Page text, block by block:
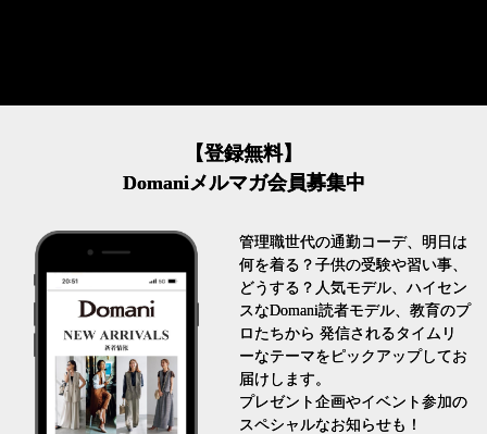
【登録無料】
Domaniメルマガ会員募集中
管理職世代の通勤コーデ、明日は
何を着る？子供の受験や習い事、
どうする？人気モデル、ハイセン
スなDomani読者モデル、教育のプ
ロたちから 発信されるタイムリ
ーなテーマをピックアップしてお
届けします。
プレゼント企画やイベント参加の
スペシャルなお知らせも！